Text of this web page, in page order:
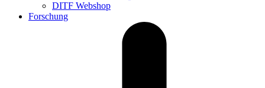
DITF Webshop
Forschung